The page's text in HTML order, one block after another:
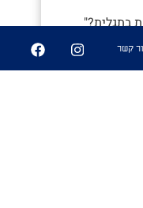
בתגלית?"
קשר